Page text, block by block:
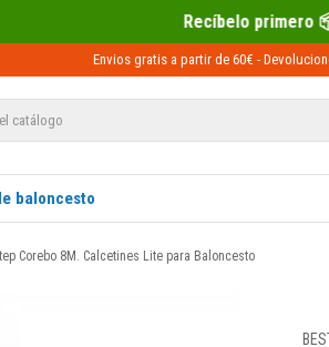
Recíbelo primero 📦 Paga
Envios gratis a partir de 60€ -
baloncesto
Corebo 8M. Calcetines Lite para Baloncesto